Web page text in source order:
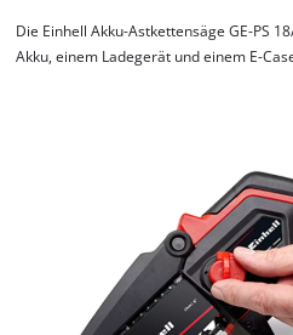
Die Einhell Akku-Astkettensäge GE-PS
Akku, einem Ladegerät und einem E-